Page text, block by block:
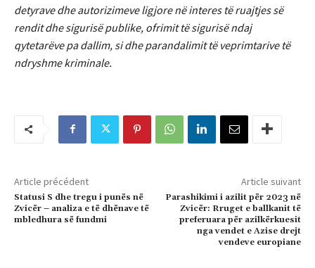
detyrave dhe autorizimeve ligjore në interes të ruajtjes së
rendit dhe sigurisë publike, ofrimit të sigurisë ndaj
qytetarëve pa dallim, si dhe parandalimit të veprimtarive të
ndryshme kriminale.
Article précédent
Statusi S dhe tregu i punës në
Zvicër – analiza e të dhënave të
mbledhura së fundmi
Article suivant
Parashikimi i azilit për 2023 në
Zvicër: Rruget e ballkanit të
preferuara për azilkërkuesit
nga vendet e Azise drejt
vendeve europiane